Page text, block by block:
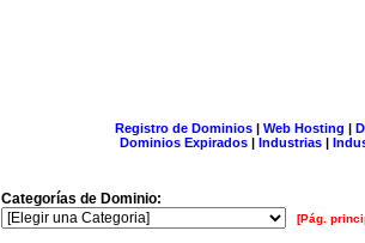
Registro de Dominios| Web Hosting |
Dominios Expirados | Industrias |
Categorías de Dominio:
[Pág.